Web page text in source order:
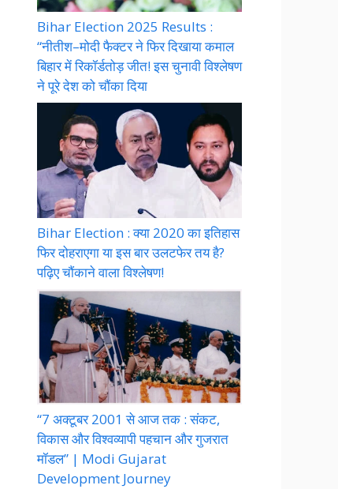
Bihar Election 2025 Results :
“नीतीश–मोदी फैक्टर ने फिर दिखाया कमाल
बिहार में रिकॉर्डतोड़ जीत! इस चुनावी विश्लेषण
ने पूरे देश को चौंका दिया
Bihar Election : क्या 2020 का इतिहास
फिर दोहराएगा या इस बार उलटफेर तय है?
पढ़िए चौंकाने वाला विश्लेषण!
“7 अक्टूबर 2001 से आज तक : संकट,
विकास और विश्वव्यापी पहचान और गुजरात
मॉडल” | Modi Gujarat
Development Journey